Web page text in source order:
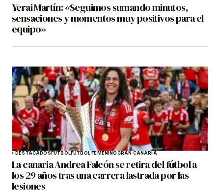
Yerai Martín: «Seguimos sumando minutos,
sensaciones y momentos muy positivos para el
equipo»
DESTACADOSFÚTBOLFÚTBOL FEMENINOGRAN CANARIA
La canaria Andrea Falcón se retira del fútbol a
los 29 años tras una carrera lastrada por las
lesiones